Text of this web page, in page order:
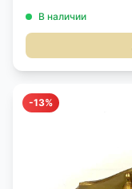
В наличии
-13%